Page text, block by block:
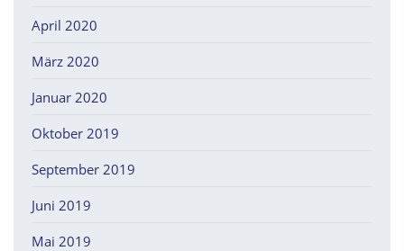
April 2020
März 2020
Januar 2020
Oktober 2019
September 2019
Juni 2019
Mai 2019